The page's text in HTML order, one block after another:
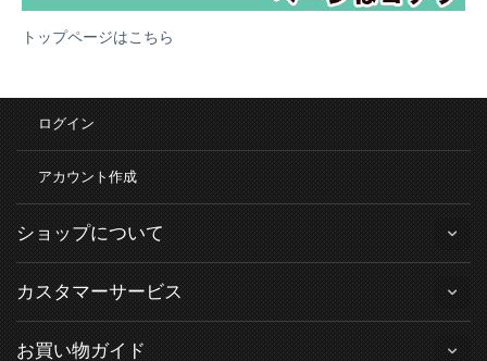
トップページはこちら
ログイン
アカウント作成
ショップについて
カスタマーサービス
お買い物ガイド